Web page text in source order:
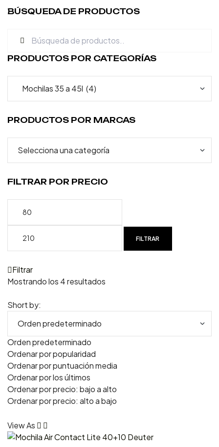
BÚSQUEDA DE PRODUCTOS
PRODUCTOS POR CATEGORÍAS
PRODUCTOS POR MARCAS
FILTRAR POR PRECIO
FILTRAR
Filtrar
Mostrando los 4 resultados
Short by:
Orden predeterminado
Ordenar por popularidad
Ordenar por puntuación media
Ordenar por los últimos
Ordenar por precio: bajo a alto
Ordenar por precio: alto a bajo
View As